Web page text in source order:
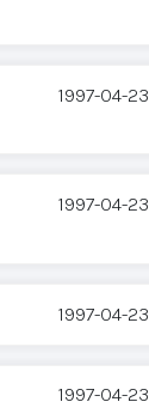
1997-04-23
1997-04-23
1997-04-23
1997-04-23